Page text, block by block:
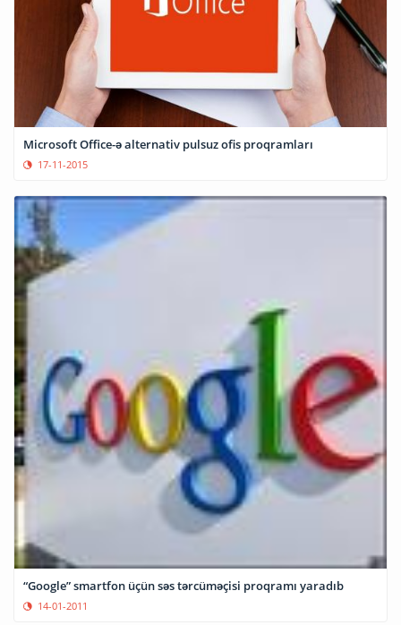
Microsoft Office-ə alternativ pulsuz ofis proqramları
17-11-2015
“Google” smartfon üçün səs tərcüməçisi proqramı yaradıb
14-01-2011